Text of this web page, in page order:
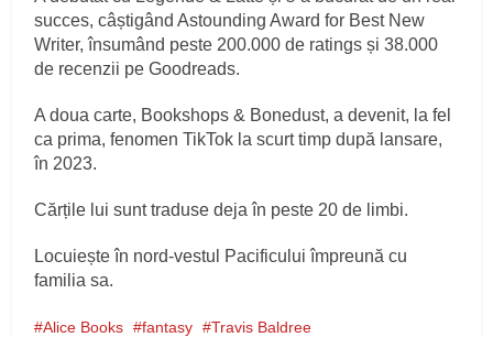
succes, câștigând Astounding Award for Best New
Writer, însumând peste 200.000 de ratings și 38.000
de recenzii pe Goodreads.
A doua carte, Bookshops & Bonedust, a devenit, la fel
ca prima, fenomen TikTok la scurt timp după lansare,
în 2023.
Cărțile lui sunt traduse deja în peste 20 de limbi.
Locuiește în nord-vestul Pacificului împreună cu
familia sa.
Alice Books fantasy Travis Baldree